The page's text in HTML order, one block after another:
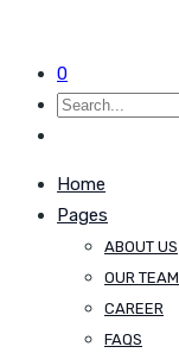
0
Home
Pages
ABOUT US
OUR TEAM
CAREER
FAQS